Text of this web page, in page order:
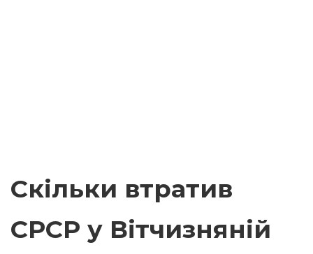
Скільки втратив
СРСР у Вітчизняній